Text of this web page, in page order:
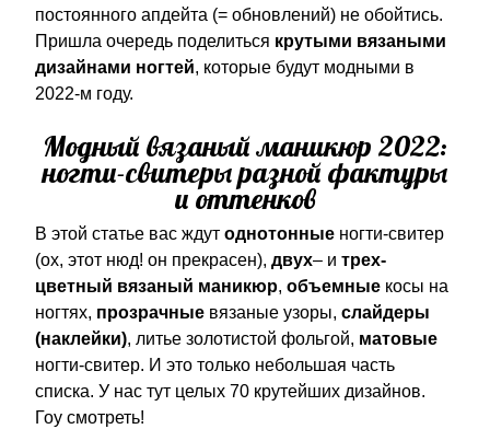
постоянного апдейта (= обновлений) не обойтись.
Пришла очередь поделиться крутыми вязаными
дизайнами ногтей, которые будут модными в
2022-м году.
Модный вязаный маникюр 2022:
ногти-свитеры разной фактуры
и оттенков
В этой статье вас ждут однотонные ногти-свитер
(ох, этот нюд! он прекрасен), двух– и трех-
цветный вязаный маникюр, объемные косы на
ногтях, прозрачные вязаные узоры, слайдеры
(наклейки), литье золотистой фольгой, матовые
ногти-свитер. И это только небольшая часть
списка. У нас тут целых 70 крутейших дизайнов.
Гоу смотреть!